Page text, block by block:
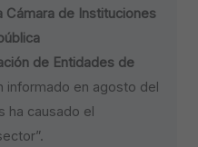
Cámara de Instituciones
de Entidades de
informado en agosto del
ha causado el